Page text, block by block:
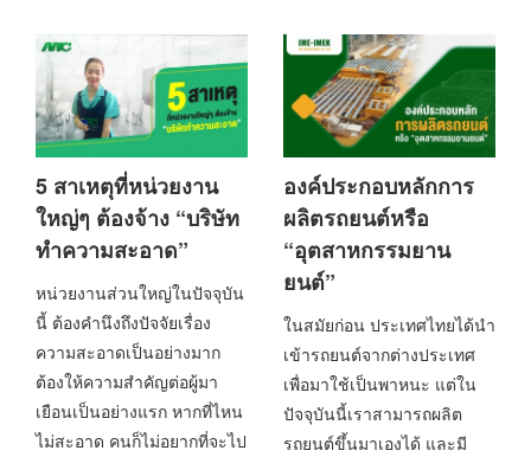
5 สาเหตุที่หน่วยงาน
ใหญ่ๆ ต้องจ้าง “บริษัท
ทำความสะอาด”
หน่วยงานส่วนใหญ่ในปัจจุบัน
นี้ ต้องคำนึงถึงปัจจัยเรื่อง
ความสะอาดเป็นอย่างมาก
ต้องให้ความสำคัญต่อผู้มา
เยือนเป็นอย่างแรก หากที่ไหน
ไม่สะอาด คนก็ไม่อยากที่จะไป
องค์ประกอบหลักการ
ผลิตรถยนต์หรือ
“อุตสาหกรรมยาน
ยนต์”
ในสมัยก่อน ประเทศไทยได้นำ
เข้ารถยนต์จากต่างประเทศ
เพื่อมาใช้เป็นพาหนะ แต่ใน
ปัจจุบันนี้เราสามารถผลิต
รถยนต์ขึ้นมาเองได้ และมี